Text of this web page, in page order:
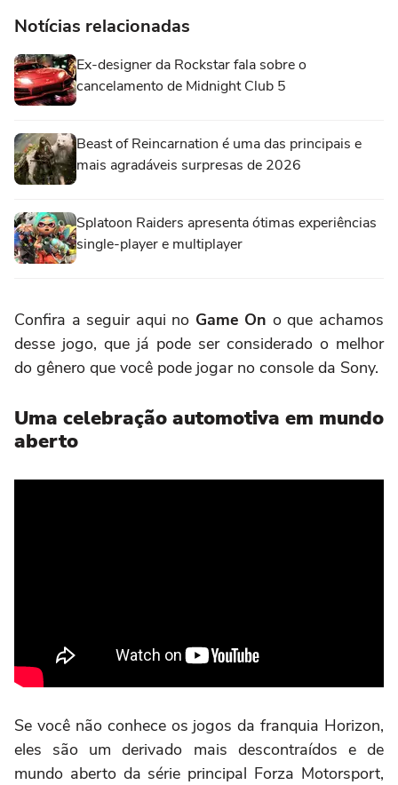
Notícias relacionadas
Ex-designer da Rockstar fala sobre o
cancelamento de Midnight Club 5
Beast of Reincarnation é uma das principais e
mais agradáveis surpresas de 2026
Splatoon Raiders apresenta ótimas experiências
single-player e multiplayer
Confira a seguir aqui no Game On o que achamos
desse jogo, que já pode ser considerado o melhor
do gênero que você pode jogar no console da Sony.
Uma celebração automotiva em mundo
aberto
Se você não conhece os jogos da franquia Horizon,
eles são um derivado mais descontraídos e de
mundo aberto da série principal Forza Motorsport,